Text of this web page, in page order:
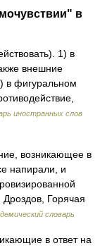
в
1) в
внешние
в фигуральном
иностранных слов
возникающее в
напирали, и
Горячая
словарь
в ответ на